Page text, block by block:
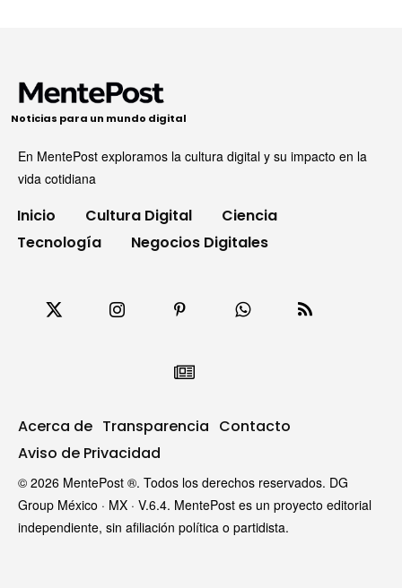
Noticias para un mundo digital
En MentePost exploramos la cultura digital y su impacto en la
vida cotidiana
Inicio Cultura Digital
Ciencia
Tecnología
Negocios Digitales
Acerca de Transparencia Contacto
Aviso de Privacidad
© 2026 MentePost ®. Todos los derechos reservados. DG
Group México · MX · V.6.4. MentePost es un proyecto editorial
independiente, sin afiliación política o partidista.